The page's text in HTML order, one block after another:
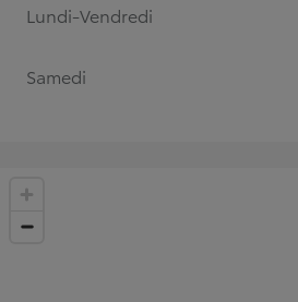
Lundi-Vendredi
Samedi